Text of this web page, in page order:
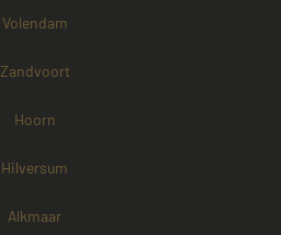
Volendam
Zandvoort
Hoorn
Hilversum
Alkmaar